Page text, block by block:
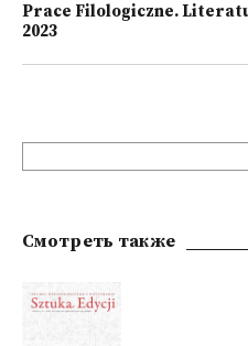
Prace Filologiczne.
2023
Смотреть также